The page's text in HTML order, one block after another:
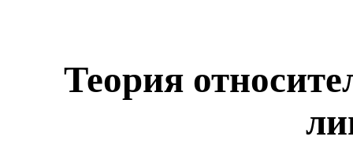
Теория